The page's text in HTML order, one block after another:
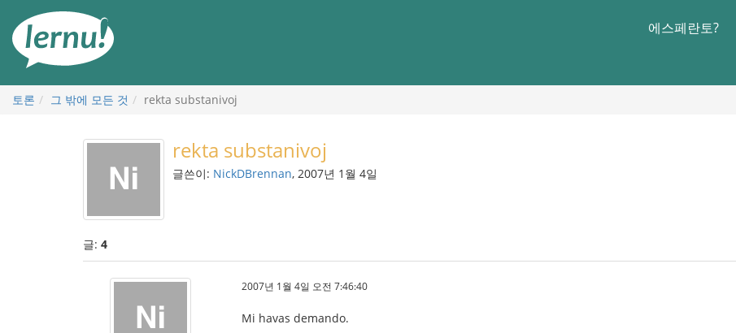
에스페란토?
토론 그 밖에 모든 것 rekta substanivoj
rekta substanivoj
글쓴이: NickDBrennan, 2007년 1월 4일
글: 4
2007년 1월 4일 오전 7:46:40
Mi havas demando.